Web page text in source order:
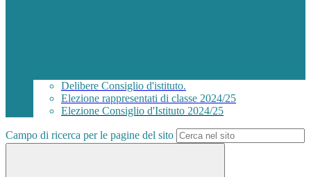
Delibere Consiglio d'istituto.
Elezione rappresentati di classe 2024/25
Elezione Consiglio d'Istituto 2024/25
Campo di ricerca per le pagine del sito